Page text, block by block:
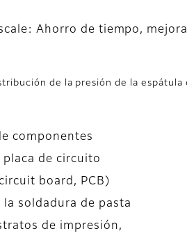
Ahorro de tiempo,
de la presión de la
componentes
de circuito
board, PCB)
la soldadura de pasta
de impresión,